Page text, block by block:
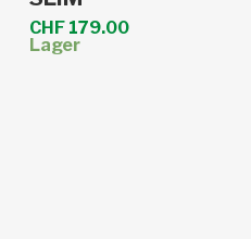
CHF179.00
Lager